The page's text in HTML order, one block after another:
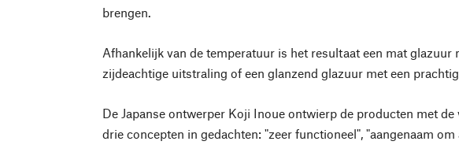
brengen.
Afhankelijk van de temperatuur is het resultaat een mat glazuur
zijdeachtige uitstraling of een glanzend glazuur met een
De Japanse ontwerper Koji Inoue ontwierp de producten met de
drie concepten in gedachten: "zeer functioneel", "aangenaam om